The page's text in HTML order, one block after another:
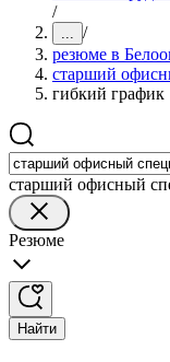
/
... /
резюме в
старший
гибкий график
старший офисный
Резюме
Найти